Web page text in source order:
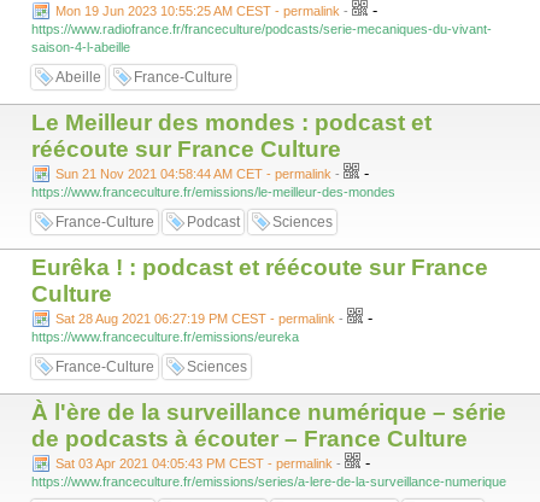
Mon 19 Jun 2023 10:55:25 AM CEST - permalink - -
https://www.radiofrance.fr/franceculture/podcasts/serie-mecaniques-du-vivant-
saison-4-l-abeille
Abeille France-Culture
Le Meilleur des mondes : podcast et
réécoute sur France Culture
Sun 21 Nov 2021 04:58:44 AM CET - permalink - -
https://www.franceculture.fr/emissions/le-meilleur-des-mondes
France-Culture Podcast Sciences
Eurêka ! : podcast et réécoute sur France
Culture
Sat 28 Aug 2021 06:27:19 PM CEST - permalink - -
https://www.franceculture.fr/emissions/eureka
France-Culture Sciences
À l'ère de la surveillance numérique – série
de podcasts à écouter – France Culture
Sat 03 Apr 2021 04:05:43 PM CEST - permalink - -
https://www.franceculture.fr/emissions/series/a-lere-de-la-surveillance-numerique